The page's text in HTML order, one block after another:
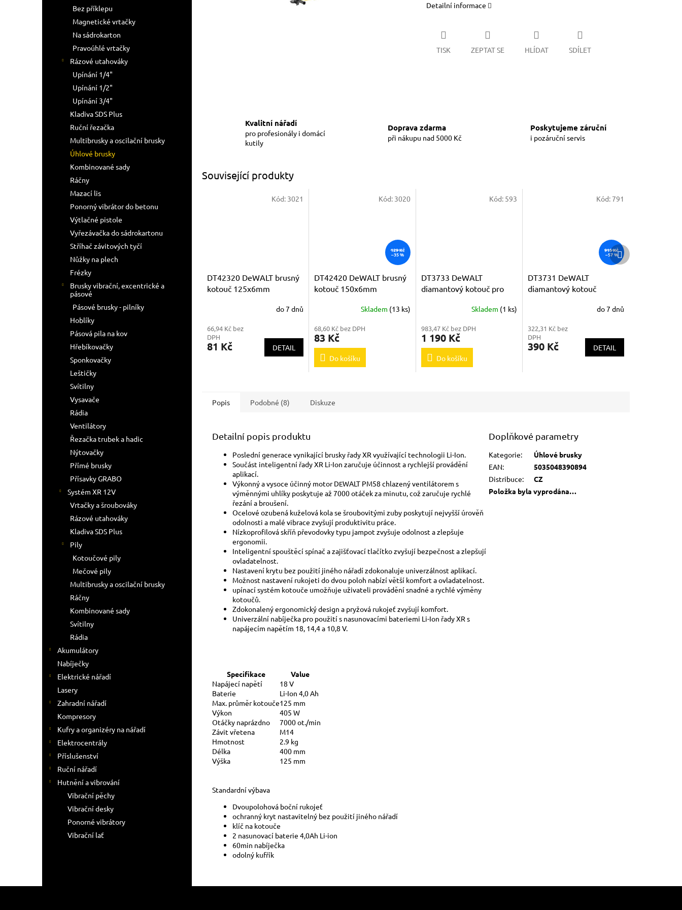
Bez příklepu
Magnetické vrtačky
Na sádrokarton
Pravoúhlé vrtačky
Rázové utahováky
Upínání 1/4"
Upínání 1/2"
Upínání 3/4"
Kladiva SDS Plus
Ruční řezačka
Multibrusky a oscilační brusky
Úhlové brusky
Kombinované sady
Ráčny
Mazací lis
Ponorný vibrátor do betonu
Výtlačné pistole
Vyřezávačka do sádrokartonu
Stříhač závitových tyčí
Nůžky na plech
Frézky
Brusky vibrační, excentrické a
pásové
Pásové brusky - pilníky
Hoblíky
Pásová pila na kov
Hřebíkovačky
Sponkovačky
Leštičky
Svítilny
Vysavače
Rádia
Ventilátory
Řezačka trubek a hadic
Nýtovačky
Přímé brusky
Přísavky GRABO
Systém XR 12V
Vrtačky a šroubováky
Rázové utahováky
Kladiva SDS Plus
Pily
Kotoučové pily
Mečové pily
Multibrusky a oscilační brusky
Ráčny
Kombinované sady
Svítilny
Rádia
Akumulátory
Nabíječky
Elektrické nářadí
Lasery
Zahradní nářadí
Kompresory
Kufry a organizéry na nářadí
Elektrocentrály
Příslušenství
Ruční nářadí
Hutnění a vibrování
Vibrační pěchy
Vibrační desky
Ponorné vibrátory
Vibrační lať
Detailní informace
TISK ZEPTAT SE HLÍDAT SDÍLET
Kvalitní nářadí
pro profesionály i domácí
kutily
Doprava zdarma
při nákupu nad 5000 Kč
Poskytujeme záruční
i pozáruční servis
Související produkty
DT42320 DeWALT brusný
kotouč 125x6mm
do 7 dnů
66,94 Kč bez
DPH
81 Kč DETAIL
Kód: 3021
129 Kč
–35 %
DT42420 DeWALT brusný
kotouč 150x6mm
Skladem (13 ks)
68,60 Kč bez DPH
83 Kč
Do košíku
Kód: 3020
DT3733 DeWALT
diamantový kotouč pro
Skladem (1 ks)
983,47 Kč bez DPH
1 190 Kč
Do košíku
Kód: 593
915 Kč
–57 %
DT3731 DeWALT
diamantový kotouč
do 7 dnů
322,31 Kč bez
DPH
390 Kč DETAIL
Kód: 791
Další
produkt
Popis Podobné (8) Diskuze
Detailní popis produktu
Poslední generace vynikající brusky řady XR využívající technologii Li-Ion.
Součást inteligentní řady XR Li-Ion zaručuje účinnost a rychlejší provádění
aplikací.
Výkonný a vysoce účinný motor DEWALT PM58 chlazený ventilátorem s
výměnnými uhlíky poskytuje až 7000 otáček za minutu, což zaručuje rychlé
řezání a broušení.
Ocelové ozubená kuželová kola se šroubovitými zuby poskytují nejvyšší úrověň
odolnosti a malé vibrace zvyšují produktivitu práce.
Nízkoprofilová skříň převodovky typu jampot zvyšuje odolnost a zlepšuje
ergonomii.
Inteligentní spouštěcí spínač a zajišťovací tlačítko zvyšují bezpečnost a zlepšují
ovladatelnost.
Nastavení krytu bez použití jiného nářadí zdokonaluje univerzálnost aplikací.
Možnost nastavení rukojeti do dvou poloh nabízí větší komfort a ovladatelnost.
upínací systém kotouče umožňuje uživateli provádění snadné a rychlé výměny
kotoučů.
Zdokonalený ergonomický design a pryžová rukojeť zvyšují komfort.
Univerzální nabíječka pro použití s nasunovacími bateriemi Li-Ion řady XR s
napájecím napětím 18, 14,4 a 10,8 V.
Specifikace
Value
Napájecí napětí
18 V
Baterie
Li-Ion 4,0 Ah
Max. průměr kotouče125 mm
Výkon
405 W
Otáčky naprázdno
7000 ot./min
Závit vřetena
M14
Hmotnost
2.9 kg
Délka
400 mm
Výška
125 mm
Standardní výbava
Dvoupolohová boční rukojeť
ochranný kryt nastavitelný bez použití jiného nářadí
klíč na kotouče
2 nasunovací baterie 4,0Ah Li-ion
60min nabíječka
odolný kufřík
Doplňkové parametry
Kategorie:
Úhlové brusky
EAN:
5035048390894
Distribuce:
CZ
Položka byla vyprodána…